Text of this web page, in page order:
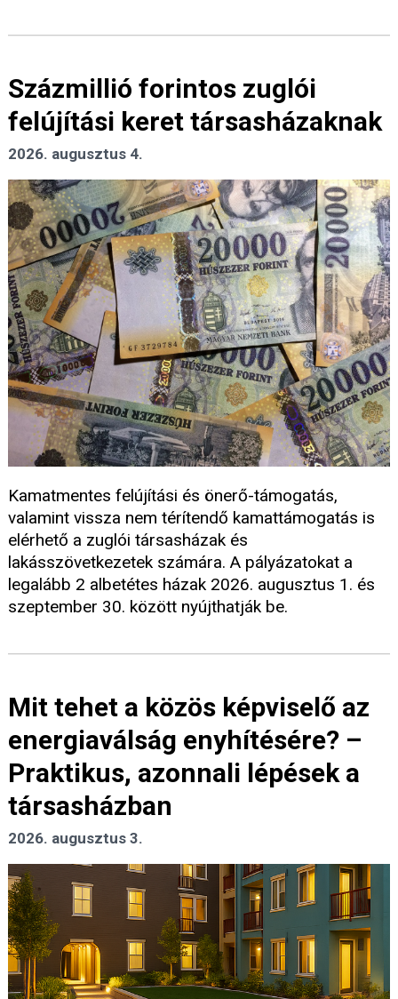
Százmillió forintos zuglói
felújítási keret társasházaknak
2026. augusztus 4.
Kamatmentes felújítási és önerő-támogatás,
valamint vissza nem térítendő kamattámogatás is
elérhető a zuglói társasházak és
lakásszövetkezetek számára. A pályázatokat a
legalább 2 albetétes házak 2026. augusztus 1. és
szeptember 30. között nyújthatják be.
Mit tehet a közös képviselő az
energiaválság enyhítésére? –
Praktikus, azonnali lépések a
társasházban
2026. augusztus 3.